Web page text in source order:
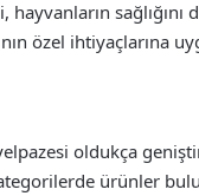
hayvanların
özel ihtiyaçlarına
oldukça
ürünler